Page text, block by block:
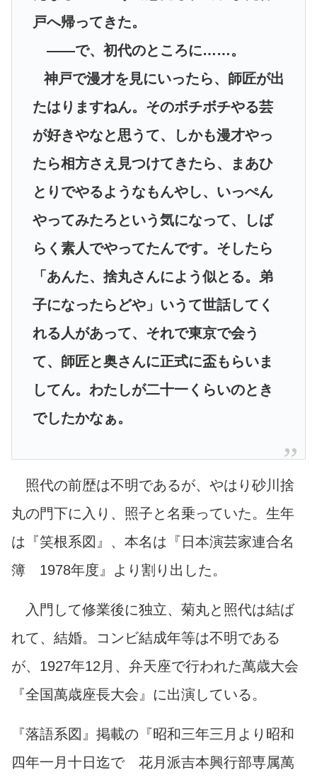
戸へ帰ってきた。
――で、初代のところに……。
神戸で漫才を見にいったら、師匠が出
たはりますねん。そのボチボチやる芸
が好きやなと思うて、しかも漫才やっ
たら相方さえ見つけてきたら、まあひ
とりでやるようなもんやし、いっぺん
やってみたろという気になって、しば
らく素人でやってたんです。そしたら
「あんた、捨丸さんによう似とる。弟
子になったらどや」いうて世話してく
れる人があって、それで東京で会う
て、師匠と奥さんに正式に盃もらいま
してん。わたしが二十一くらいのとき
でしたかなぁ。
照代の前歴は不明であるが、やはり砂川捨
丸の門下に入り、照子と名乗っていた。生年
は『笑根系図』、本名は『日本演芸家連合名
簿 1978年度』より割り出した。
入門して修業後に独立、菊丸と照代は結ば
れて、結婚。コンビ結成年等は不明である
が、1927年12月、弁天座で行われた萬歳大会
『全国萬歳座長大会』に出演している。
『落語系図』掲載の『昭和三年三月より昭和
四年一月十日迄で 花月派吉本興行部専属萬